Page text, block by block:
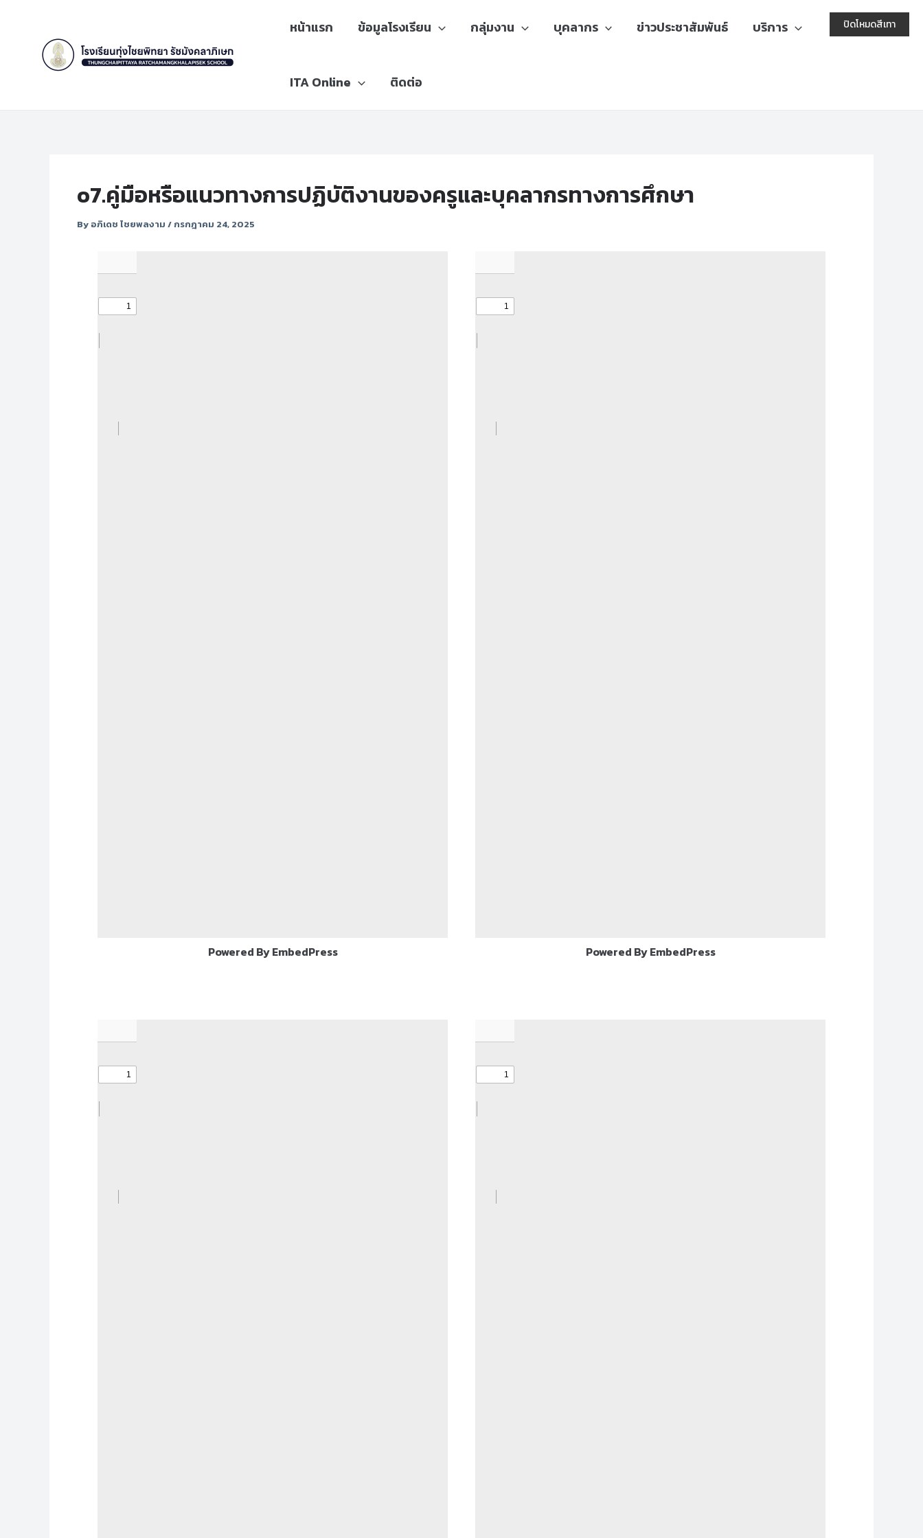
หน้าแรก ข้อมูลโรงเรียน กลุ่มงาน บุคลากร ข่าวประชาสัมพันธ์ บริการ
ITA Online ติดต่อ
o7.คู่มือหรือแนวทางการปฏิบัติงานของครูและบุคลากรทางการศึกษา
By อภิเดช ไชยพลงาม / กรกฎาคม 24, 2025
Powered By EmbedPress Powered By EmbedPress
ปิดโหมดสีเทา